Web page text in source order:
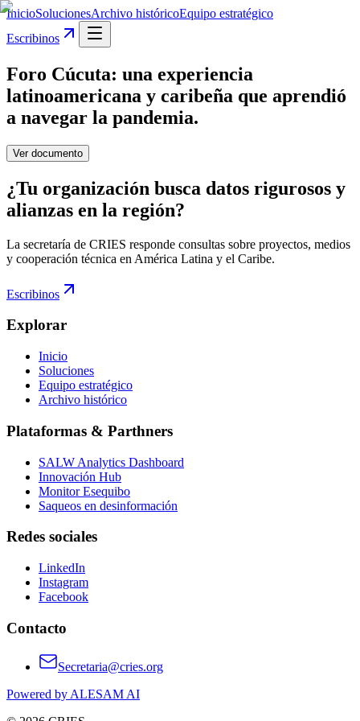
InicioSolucionesArchivo históricoEquipo estratégico
Escribinos
Foro Cúcuta: una experiencia
latinoamericana y caribeña que aprendió
a navegar la pandemia.
Ver documento
¿Tu organización busca datos rigurosos y
alianzas en la región?
La secretaría de CRIES responde consultas sobre proyectos, medios
y cooperación técnica en América Latina y el Caribe.
Escribinos
Explorar
Inicio
Soluciones
Equipo estratégico
Archivo histórico
Plataformas & Parthners
SALW Analytics Dashboard
Innovación Hub
Monitor Esequibo
Saqueos en desinformación
Redes sociales
LinkedIn
Instagram
Facebook
Contacto
Secretaria@cries.org
Powered by ALESAM AI